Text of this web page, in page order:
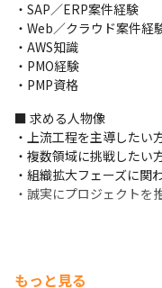
・SAP／ERP案件経験
・Web／クラウド案件経
・AWS知識
・PMO経験
・PMP資格
■ 求める人物像
・上流工程を主導したい
・複数領域に挑戦したい
・組織拡大フェーズに関
・誠実にプロジェクトを
もっと見る